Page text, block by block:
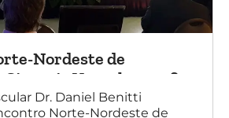
Nordeste de
Cirurgia Vascular 2016
Dr. Daniel Benitti
Norte-Nordeste de